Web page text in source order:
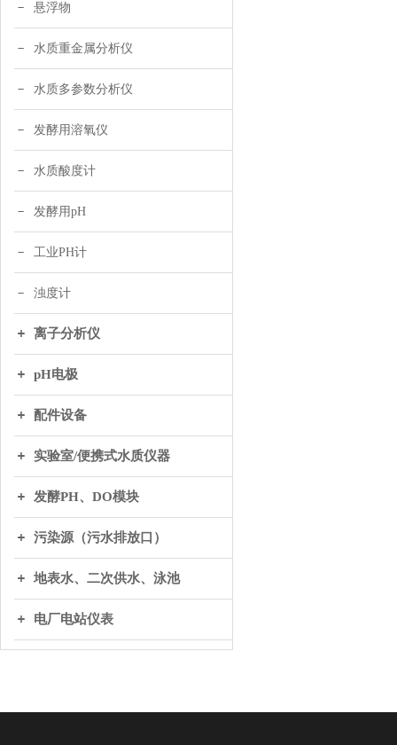
悬浮物
水质重金属分析仪
水质多参数分析仪
发酵用溶氧仪
水质酸度计
发酵用pH
工业PH计
浊度计
离子分析仪
pH电极
配件设备
实验室/便携式水质仪器
发酵PH、DO模块
污染源（污水排放口）
地表水、二次供水、泳池
电厂电站仪表